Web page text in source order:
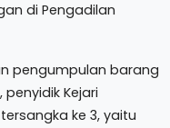
di Pengadilan
pengumpulan barang
Kejari
ke 3, yaitu